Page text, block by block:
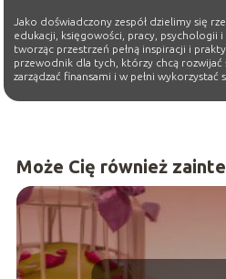
Jako doświadczony zespół dzielimy się
edukacji, księgowości, pracy, psychologii
tworząc przestrzeń pełną inspiracji i
przewodnik dla tych, którzy chcą rozwijać
zarządzać finansami i w pełni wykorzystać
Może Cię również